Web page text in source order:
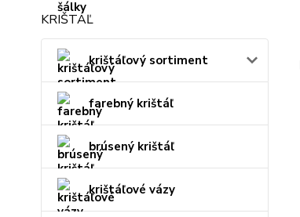
KRIŠTÁĽ
krištáľový sortiment
farebný krištáľ
brúsený krištáľ
krištáľové vázy